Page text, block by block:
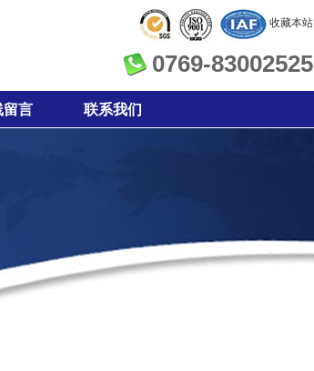
收藏本站
0769-83002525
留言 联系我们